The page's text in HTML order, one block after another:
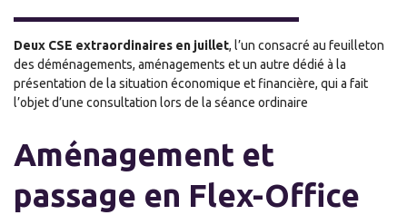
Deux CSE extraordinaires en juillet, l’un consacré au feuilleton
des déménagements, aménagements et un autre dédié à la
présentation de la situation économique et financière, qui a fait
l’objet d’une consultation lors de la séance ordinaire
Aménagement et
passage en Flex-Office